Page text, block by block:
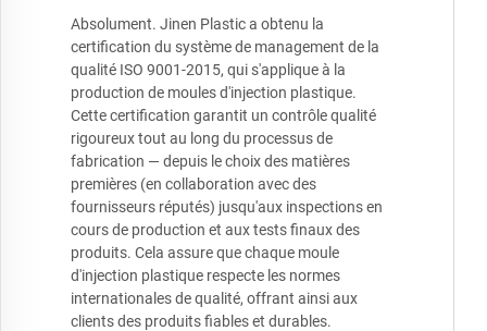
Absolument. Jinen Plastic a obtenu la
certification du système de management de la
qualité ISO 9001-2015, qui s'applique à la
production de moules d'injection plastique.
Cette certification garantit un contrôle qualité
rigoureux tout au long du processus de
fabrication — depuis le choix des matières
premières (en collaboration avec des
fournisseurs réputés) jusqu'aux inspections en
cours de production et aux tests finaux des
produits. Cela assure que chaque moule
d'injection plastique respecte les normes
internationales de qualité, offrant ainsi aux
clients des produits fiables et durables.